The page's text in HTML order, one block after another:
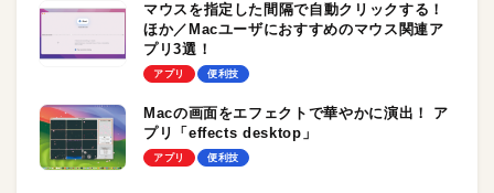
マウスを指定した間隔で自動クリックする！
ほか／Macユーザにおすすめのマウス関連ア
プリ3選！
アプリ 便利技
Macの画面をエフェクトで華やかに演出！ ア
プリ「effects desktop」
アプリ 便利技